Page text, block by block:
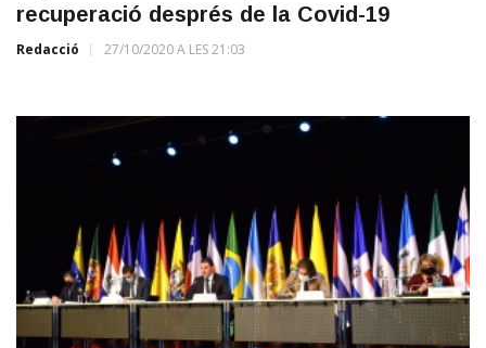
recuperació després de la Covid-19
Redacció 27/10/2020 A LES 21:03